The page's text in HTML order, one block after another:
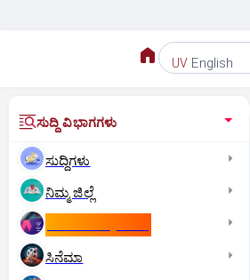
UV English
ಸುದ್ದಿ ವಿಭಾಗಗಳು
ಸುದ್ದಿಗಳು
ನಿಮ್ಮ ಜಿಲ್ಲೆ
ಸಿನೆಮಾ